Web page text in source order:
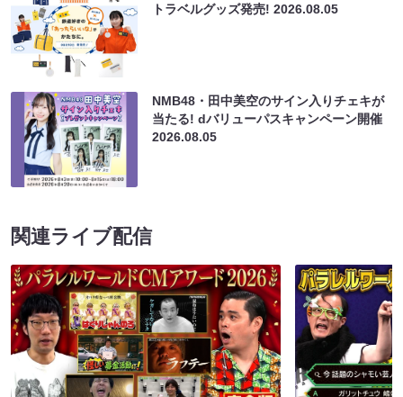
トラベルグッズ発売!2026.08.05
NMB48・田中美空のサイン入りチェキが
当たる! dバリューパスキャンペーン開催
2026.08.05
関連ライブ配信